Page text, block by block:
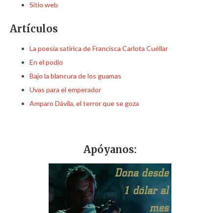
Sitio web
Artículos
La poesía satírica de Francisca Carlota Cuéllar
En el podio
Bajo la blancura de los guamas
Uvas para el emperador
Amparo Dávila, el terror que se goza
Apóyanos: